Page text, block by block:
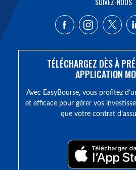
TÉLÉCHARGEZ DÈS À
APPLICATION
Avec EasyBourse, vous profitez
et efficace pour gérer vos
que votre contrat